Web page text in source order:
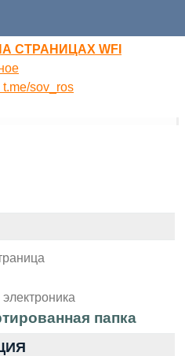
СТРАНИЦАХ WFI
sov_ros
папка